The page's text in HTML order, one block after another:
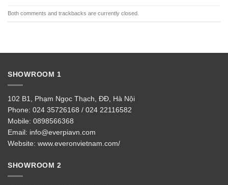
Both comments and trackbacks are currently closed.
SHOWROOM 1
102 B1, Phạm Ngọc Thạch, ĐĐ, Hà Nội
Phone: 024 35726168 / 024 22116582
Mobile: 0898566368
Email: info@everpiavn.com
Website: www.everonvietnam.com/
SHOWROOM 2